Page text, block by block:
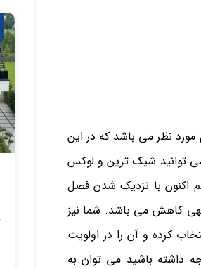
مورد نظر می باشد که در این
توانید شیک ترین و لوکس
اکنون با نزدیک شدن فصل
کاهش می باشد. شما نیز
کرده و آن را در اولویت
داشته باشید می توان به